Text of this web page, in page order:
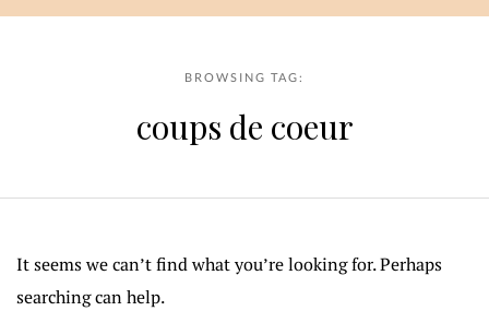
BROWSING TAG:
coups de coeur
It seems we can’t find what you’re looking for. Perhaps
searching can help.